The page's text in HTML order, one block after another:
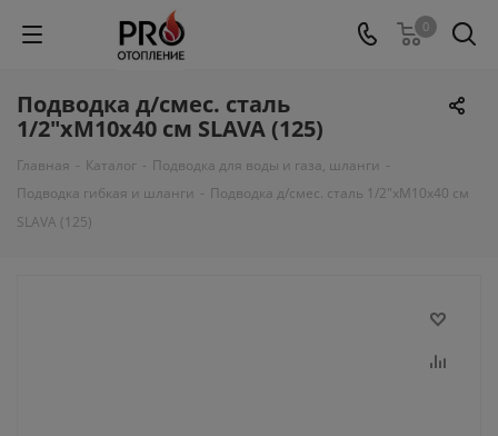
0
Подводка д/смес. сталь
1/2"xM10x40 см SLAVA (125)
Главная - Каталог - Подводка для воды и газа, шланги -
Подводка гибкая и шланги - Подводка д/смес. сталь 1/2"xM10x40 см
SLAVA (125)